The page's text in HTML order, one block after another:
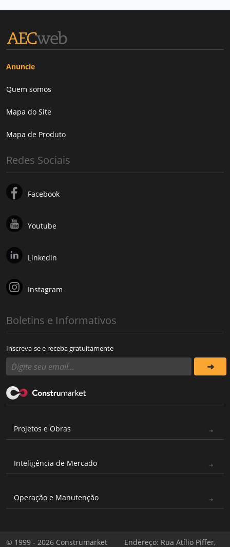
Anuncie
Quem somos
Mapa do Site
Mapa de Produto
Redes Sociais
Facebook
Youtube
Linkedin
Instagram
Boletins e Informativos
Inscreva-se e receba gratuitamente
Projetos e Obras
Inteligência de Mercado
Operação e Manutenção
© 1999 - 2026 Construmarket Endereço: Rua Atílio Piffer,